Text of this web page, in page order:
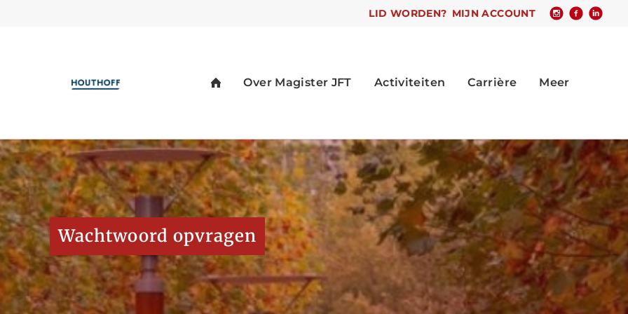
LID WORDEN? MIJN ACCOUNT
Wachtwoord opvragen